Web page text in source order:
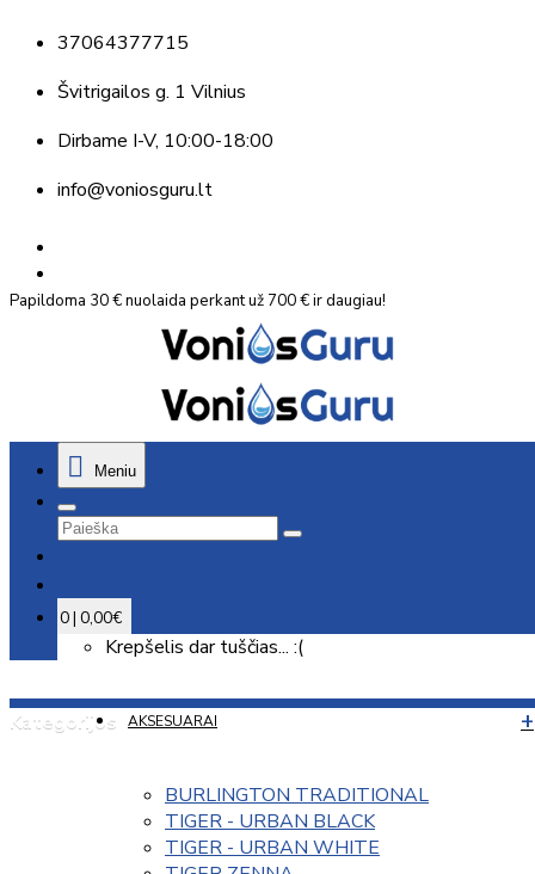
37064377715
Švitrigailos g. 1 Vilnius
Dirbame I-V, 10:00-18:00
info@voniosguru.lt
Papildoma 30 € nuolaida perkant už 700 € ir daugiau!
Meniu
0 | 0,00€
Krepšelis dar tuščias... :(
Kategorijos AKSESUARAI
BURLINGTON TRADITIONAL
TIGER - URBAN BLACK
TIGER - URBAN WHITE